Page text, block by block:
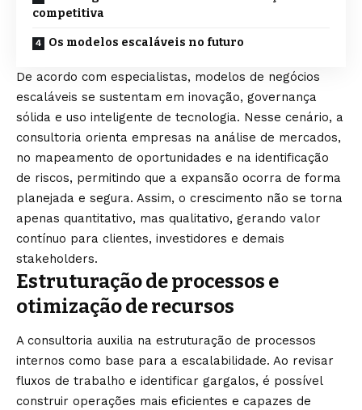
competitiva
Os modelos escaláveis no futuro
De acordo com especialistas, modelos de negócios
escaláveis se sustentam em inovação, governança
sólida e uso inteligente de tecnologia. Nesse cenário, a
consultoria orienta empresas na análise de mercados,
no mapeamento de oportunidades e na identificação
de riscos, permitindo que a expansão ocorra de forma
planejada e segura. Assim, o crescimento não se torna
apenas quantitativo, mas qualitativo, gerando valor
contínuo para clientes, investidores e demais
stakeholders.
Estruturação de processos e
otimização de recursos
A consultoria auxilia na estruturação de processos
internos como base para a escalabilidade. Ao revisar
fluxos de trabalho e identificar gargalos, é possível
construir operações mais eficientes e capazes de